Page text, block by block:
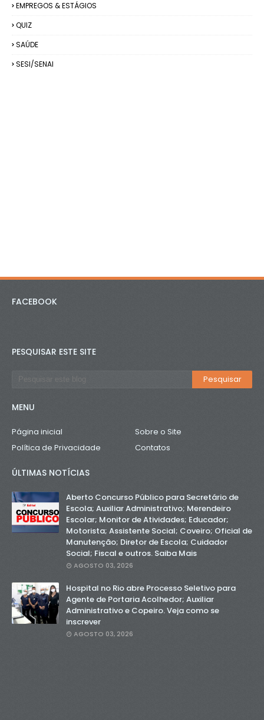
EMPREGOS & ESTÁGIOS
QUIZ
SAÚDE
SESI/SENAI
FACEBOOK
PESQUISAR ESTE SITE
MENU
Página inicial
Sobre o Site
Política de Privacidade
Contatos
ÚLTIMAS NOTÍCIAS
Aberto Concurso Público para Secretário de
Escola; Auxiliar Administrativo; Merendeiro
Escolar; Monitor de Atividades; Educador;
Motorista; Assistente Social; Coveiro; Oficial de
Manutenção; Diretor de Escola; Cuidador
Social; Fiscal e outros. Saiba Mais
AGOSTO 03, 2026
Hospital no Rio abre Processo Seletivo para
Agente de Portaria Acolhedor; Auxiliar
Administrativo e Copeiro. Veja como se
inscrever
AGOSTO 03, 2026